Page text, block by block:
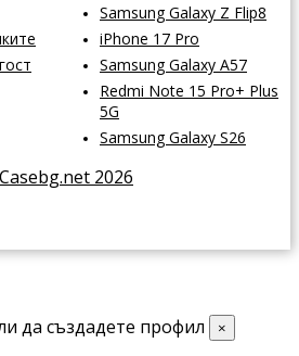
Samsung Galaxy Z Flip8
iPhone 17 Pro
Samsung Galaxy A57
Redmi Note 15 Pro+ Plus
5G
Samsung Galaxy S26
2026
да създадете профил ×